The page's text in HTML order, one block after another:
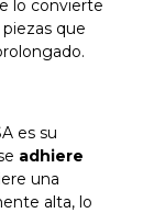
lo convierte
que
es su
adhiere
una
alta, lo